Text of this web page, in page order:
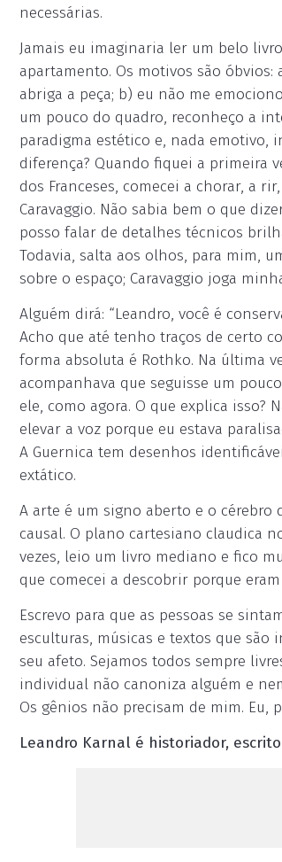
necessárias.
Jamais eu imaginaria ler um belo
apartamento. Os motivos são
abriga a peça; b) eu não me
um pouco do quadro, reconheço a
paradigma estético e, nada emotivo,
diferença? Quando fiquei a primeira
dos Franceses, comecei a chorar, a
Caravaggio. Não sabia bem o que
posso falar de detalhes técnicos
Todavia, salta aos olhos, para mim,
sobre o espaço; Caravaggio joga
Alguém dirá: “Leandro, você é
Acho que até tenho traços de certo
forma absoluta é Rothko. Na última
acompanhava que seguisse um
ele, como agora. O que explica isso?
elevar a voz porque eu estava
A Guernica tem desenhos
extático.
A arte é um signo aberto e o cérebro
causal. O plano cartesiano claudica
vezes, leio um livro mediano e fico
que comecei a descobrir porque
Escrevo para que as pessoas se
esculturas, músicas e textos que
seu afeto. Sejamos todos sempre
individual não canoniza alguém e
Os gênios não precisam de mim. Eu,
Leandro Karnal é historiador,